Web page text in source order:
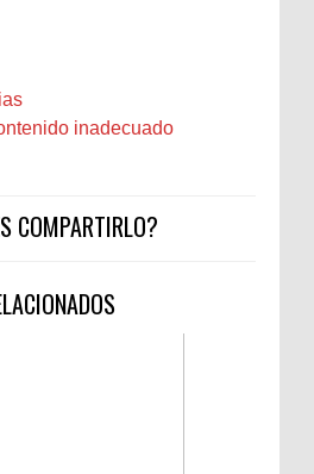
COMPARTIRLO?